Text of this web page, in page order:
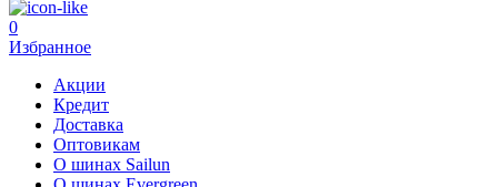
0
Избранное
Акции
Кредит
Доставка
Оптовикам
О шинах Sailun